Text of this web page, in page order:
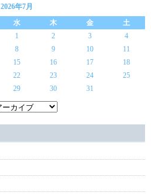
2026年7月
水 木 金
土
1
2 3
4
8 9 10
11
15 16 17
18
22 23 24
25
29 30 31